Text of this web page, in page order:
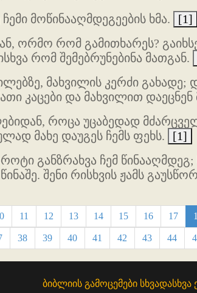
მოწინააღმდეგეების ხმა.
[1]
ორმო რომ გამითხარეს?
რომ შემებრუნებინა მათგან.
მახვილის კერძი
კაცები და მახვილით დაეცნენ
როცა უცაბედად
მახე დაუგეს ჩემს ფეხს.
[1]
განზრახვა ჩემ
შენი რისხვის ჟამს
11 12 13 14 15 16 17
38 39 40 41 42 43 44
ბიბლიის გამოცემები სხვადასხვა